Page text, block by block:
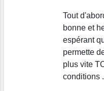
Tout
bonne et
espérant
permette
plus vite
conditions